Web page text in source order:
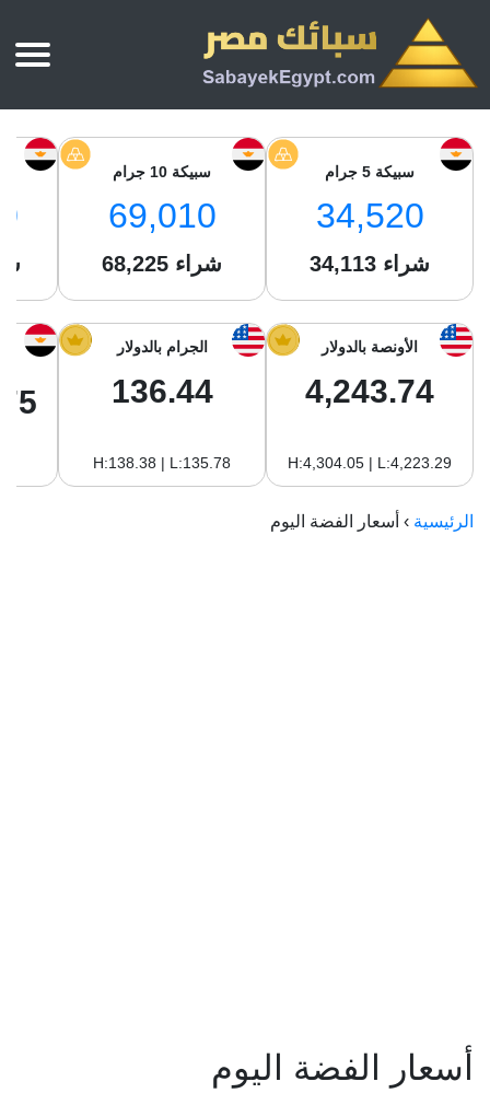
أسعار الذهب
سعر الذهب عيار 24
سعر جنيه الذهب
سبائك الذهب
بي تي سي
سام
سليمة جولد
سويس جولد
الراعي جولد
أسعار الفضة اليوم
سبائك الفضة
بي تي سي
جونير
نجم الدين
من نحن
سبيكة 5 جرام
34,520
34,113 شراء
سبيكة 10 جرام
69,010
68,225 شراء
الأونصة بالدولار
4,243.74
H:4,304.05 | L:4,223.29
الجرام بالدولار
136.44
H:138.38 | L:135.78
الرئيسية › أسعار الفضة اليوم
أسعار الفضة اليوم